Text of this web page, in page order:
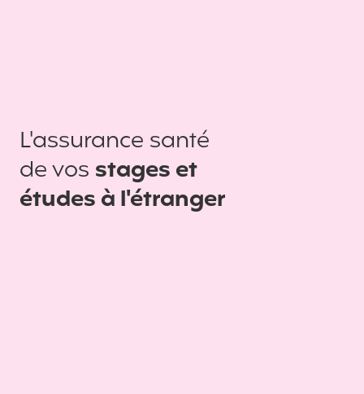
L'assurance santé
de vos stages et
études à l'étranger